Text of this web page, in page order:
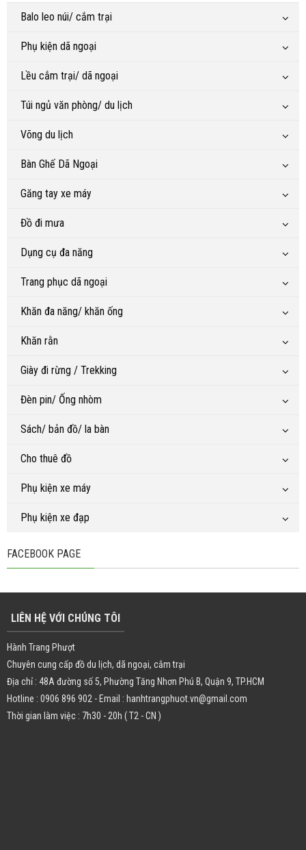
Balo leo núi/ cắm trại
Phụ kiện dã ngoại
Lều cắm trại/ dã ngoại
Túi ngủ văn phòng/ du lịch
Võng du lịch
Bàn Ghế Dã Ngoại
Găng tay xe máy
Đồ đi mưa
Dụng cụ đa năng
Trang phục dã ngoại
Khăn đa năng/ khăn ống
Khăn rằn
Giày đi rừng / Trekking
Đèn pin/ Ống nhòm
Sách/ bản đồ/ la bàn
Cho thuê đồ
Phụ kiện xe máy
Phụ kiện xe đạp
FACEBOOK PAGE
LIÊN HỆ VỚI CHÚNG TÔI
Hành Trang Phượt
Chuyên cung cấp đồ du lịch, dã ngoại, cắm trại
Địa chỉ : 48A đường số 5, Phường Tăng Nhơn Phú B, Quận 9, TP.HCM
Hotline : 0906 896 902 - Email : hanhtrangphuot.vn@gmail.com
Thời gian làm việc : 7h30 - 20h ( T2 - CN )